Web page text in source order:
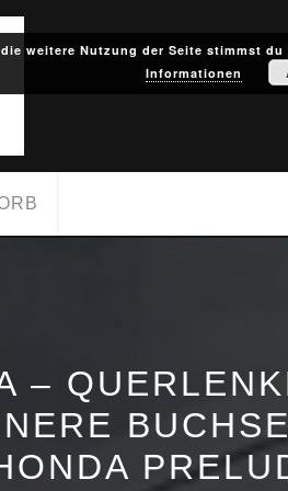
–
weitere Nutzung der Seite stimmst
Informationen